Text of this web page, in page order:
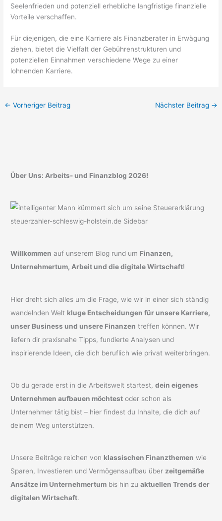
Seelenfrieden und potenziell erhebliche langfristige finanzielle
Vorteile verschaffen.
Für diejenigen, die eine Karriere als Finanzberater in Erwägung
ziehen, bietet die Vielfalt der Gebührenstrukturen und
potenziellen Einnahmen verschiedene Wege zu einer
lohnenden Karriere.
← Vorheriger Beitrag Nächster Beitrag →
Über Uns: Arbeits- und Finanzblog 2026!
Willkommen auf unserem Blog rund um Finanzen,
Unternehmertum, Arbeit und die digitale Wirtschaft!
Hier dreht sich alles um die Frage, wie wir in einer sich ständig
wandelnden Welt kluge Entscheidungen für unsere Karriere,
unser Business und unsere Finanzen treffen können. Wir
liefern dir praxisnahe Tipps, fundierte Analysen und
inspirierende Ideen, die dich beruflich wie privat weiterbringen.
Ob du gerade erst in die Arbeitswelt startest,dein eigenes
Unternehmen aufbauen möchtest oder schon als
Unternehmer tätig bist – hier findest du Inhalte, die dich auf
deinem Weg unterstützen.
Unsere Beiträge reichen von klassischen Finanzthemen wie
Sparen, Investieren und Vermögensaufbau überzeitgemäße
Ansätze im Unternehmertum bis hin zuaktuellen Trends der
digitalen Wirtschaft.